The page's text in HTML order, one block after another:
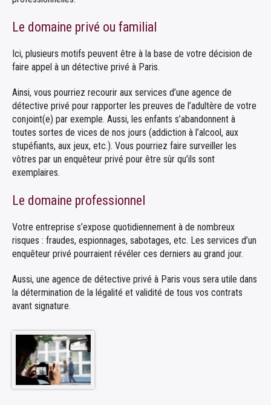
Le domaine privé ou familial
Ici, plusieurs motifs peuvent être à la base de votre décision de
faire appel à un détective privé à Paris.
Ainsi, vous pourriez recourir aux services d’une agence de
détective privé pour rapporter les preuves de l’adultère de votre
conjoint(e) par exemple. Aussi, les enfants s’abandonnent à
toutes sortes de vices de nos jours (addiction à l’alcool, aux
stupéfiants, aux jeux, etc.). Vous pourriez faire surveiller les
vôtres par un enquêteur privé pour être sûr qu’ils sont
exemplaires.
Le domaine professionnel
Votre entreprise s’expose quotidiennement à de nombreux
risques : fraudes, espionnages, sabotages, etc. Les services d’un
enquêteur privé pourraient révéler ces derniers au grand jour.
Aussi, une agence de détective privé à Paris vous sera utile dans
la détermination de la légalité et validité de tous vos contrats
avant signature.